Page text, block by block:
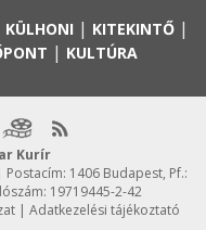
KÜLHONI | KITEKINTŐ|
| KULTÚRA
Kurír
1406 Budapest, Pf.:
19719445-2-42
| Adatkezelési tájékoztató